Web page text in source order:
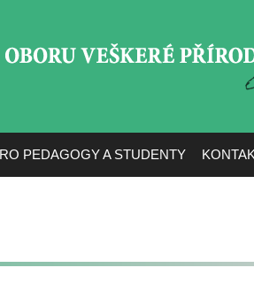
PEDAGOGY A STUDENTY